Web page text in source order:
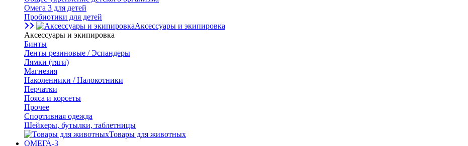
Омега 3 для детей
Пробиотики для детей
Аксессуары и экипировка
Аксессуары и экипировка
Бинты
Ленты резиновые / Эспандеры
Лямки (тяги)
Магнезия
Наколенники / Налокотники
Перчатки
Пояса и корсеты
Прочее
Спортивная одежда
Шейкеры, бутылки, таблетницы
Товары для животных
ОМЕГА-3